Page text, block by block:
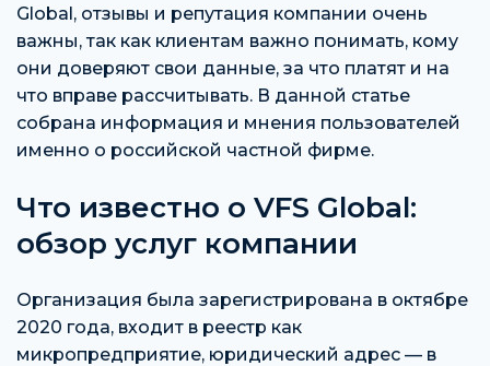
Global, отзывы и репутация компании очень
важны, так как клиентам важно понимать, кому
они доверяют свои данные, за что платят и на
что вправе рассчитывать. В данной статье
собрана информация и мнения пользователей
именно о российской частной фирме.
Что известно о VFS Global:
обзор услуг компании
Организация была зарегистрирована в октябре
2020 года, входит в реестр как
микропредприятие, юридический адрес — в